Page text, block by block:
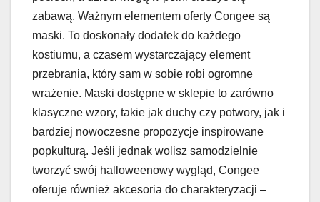
zabawą. Ważnym elementem oferty Congee są
maski. To doskonały dodatek do każdego
kostiumu, a czasem wystarczający element
przebrania, który sam w sobie robi ogromne
wrażenie. Maski dostępne w sklepie to zarówno
klasyczne wzory, takie jak duchy czy potwory, jak i
bardziej nowoczesne propozycje inspirowane
popkulturą. Jeśli jednak wolisz samodzielnie
tworzyć swój halloweenowy wygląd, Congee
oferuje również akcesoria do charakteryzacji –